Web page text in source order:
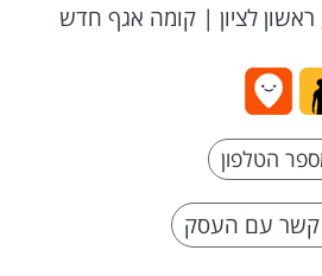
| קומה אגף חדש
קשר עם העסק